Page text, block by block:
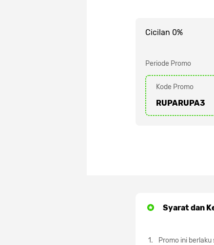
Cicilan 0%
Periode Promo
Kode Promo
RUPARUPA3
Syarat dan
Promo ini